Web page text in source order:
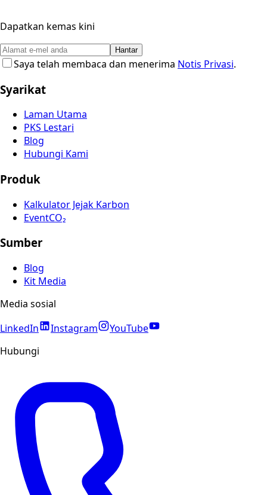
Dapatkan kemas kini
Hantar
Saya telah membaca dan menerima Notis Privasi.
Syarikat
Laman Utama
PKS Lestari
Blog
Hubungi Kami
Produk
Kalkulator Jejak Karbon
EventCO₂
Sumber
Blog
Kit Media
Media sosial
LinkedIn
Instagram
YouTube
Hubungi